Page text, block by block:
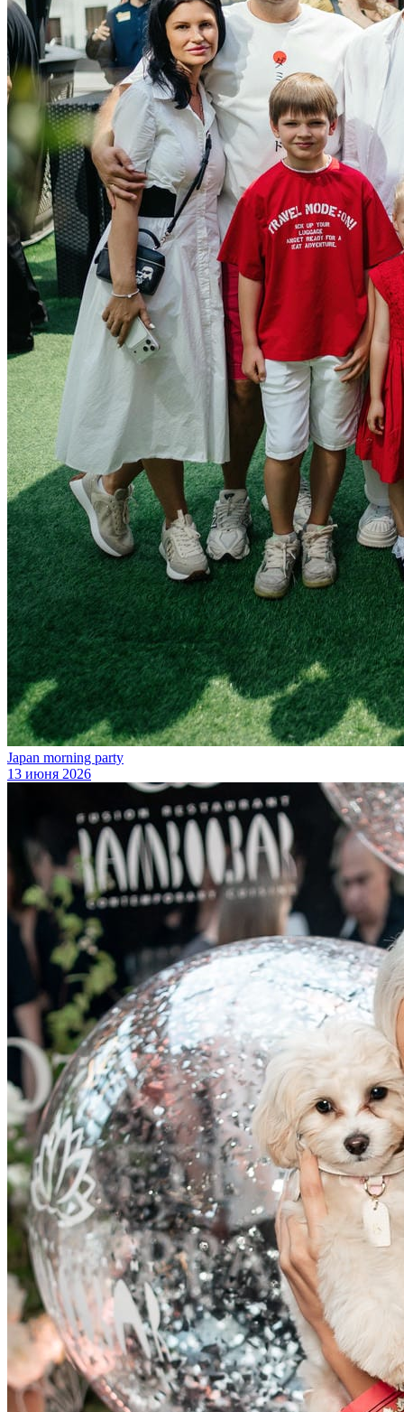
Japan morning party
13 июня 2026